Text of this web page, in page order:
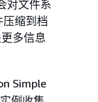
对文件系
缩到档
多信息
Simple